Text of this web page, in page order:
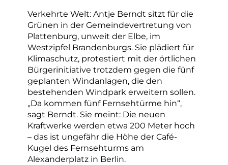
Verkehrte Welt: Antje Berndt sitzt für die
Grünen in der Gemeindevertretung von
Plattenburg, unweit der Elbe, im
Westzipfel Brandenburgs. Sie plädiert für
Klimaschutz, protestiert mit der örtlichen
Bürgerinitiative trotzdem gegen die fünf
geplanten Windanlagen, die den
bestehenden Windpark erweitern sollen.
„Da kommen fünf Fernsehtürme hin“,
sagt Berndt. Sie meint: Die neuen
Kraftwerke werden etwa 200 Meter hoch
– das ist ungefähr die Höhe der Café-
Kugel des Fernsehturms am
Alexanderplatz in Berlin.